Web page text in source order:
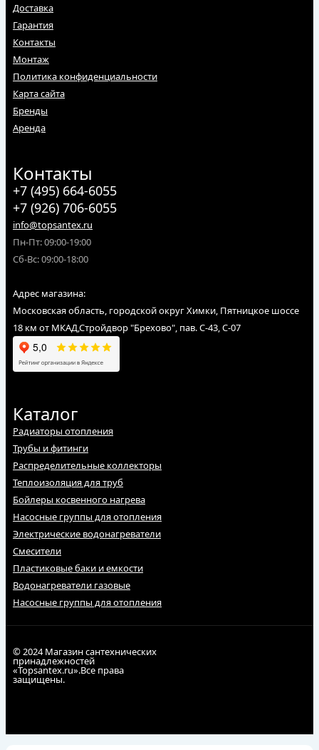
Доставка
Гарантия
Контакты
Монтаж
Политика конфиденциальности
Карта сайта
Бренды
Аренда
Контакты
+7 (495) 664-6055
+7 (926) 706-6055
info@topsantex.ru
Пн-Пт: 09:00-19:00
Сб-Вс: 09:00-18:00
Адрес магазина:
Московская область, городской округ Химки, Пятницкое шоссе
18 км от МКАД,Стройдвор "Брехово", пав. С-43, С-07
Каталог
Радиаторы отопления
Трубы и фитинги
Распределительные коллекторы
Теплоизоляция для труб
Бойлеры косвенного нагрева
Насосные группы для отопления
Электрические водонагреватели
Смесители
Пластиковые баки и емкости
Водонагреватели газовые
Насосные группы для отопления
© 2024 Магазин сантехнических
принадлежностей
«Topsantex.ru».Все права
защищены.